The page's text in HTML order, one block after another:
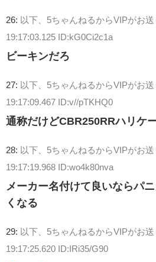
26: 以下、5ちゃんねるからVIPがお
19:17:03.125 ID:kG0Ci2c1a
ビーキンだろ
27: 以下、5ちゃんねるからVIPがお
19:17:09.467 ID:v//pTKHQ0
通称だけどCBR250RRハリケ
28: 以下、5ちゃんねるからVIPがお
19:17:19.968 ID:wo4k80nva
メーカー名付けて良いならパ
くなる
29: 以下、5ちゃんねるからVIPがお
19:17:25.620 ID:IRi35/G90